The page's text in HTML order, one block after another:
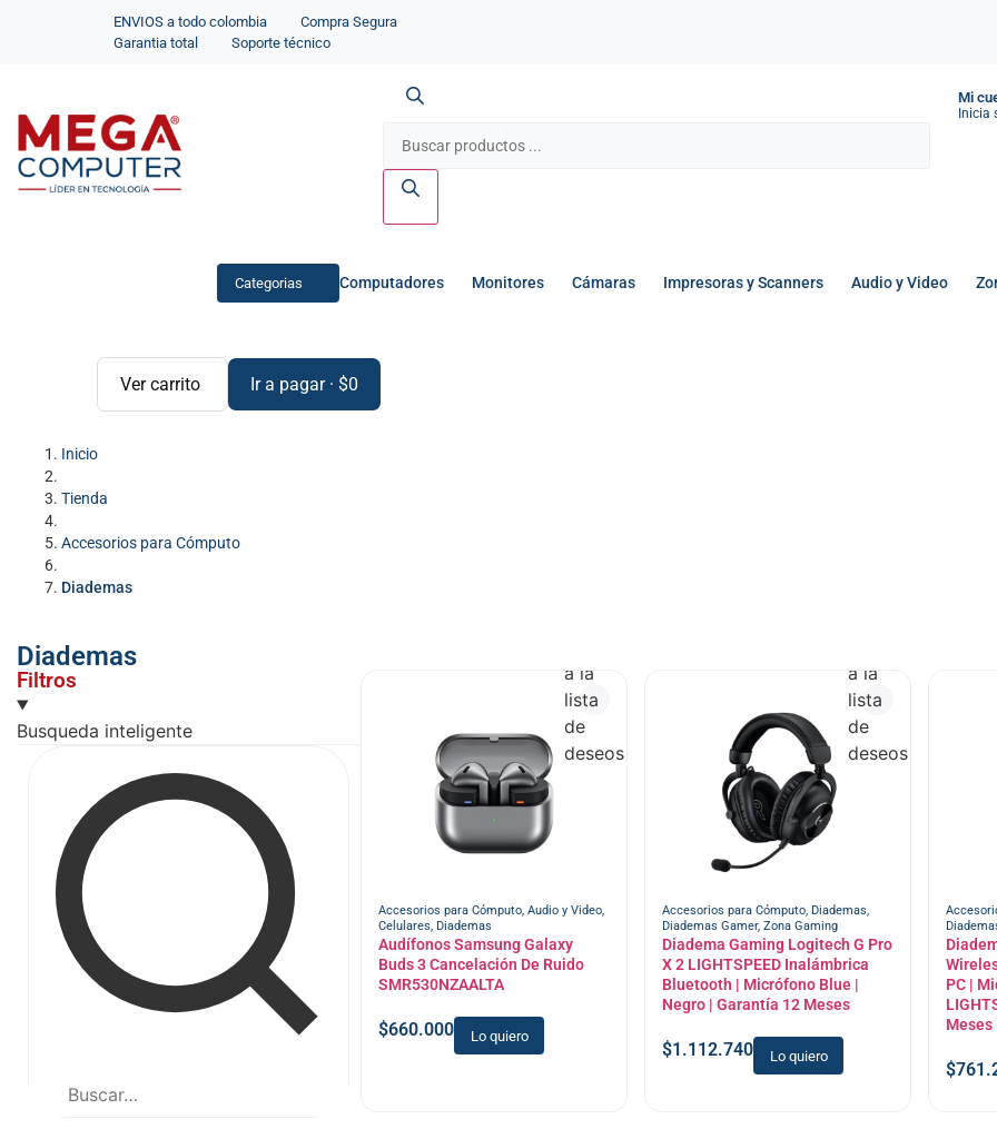
ENVIOS a todo colombia
Compra Segura
Garantia total
Soporte técnico
Mi
Inicia
Categorias Computadores Monitores Cámaras Impresoras y Scanners Audio y Video
Ver carrito Ir a pagar · $0
Inicio
Tienda
Accesorios para Cómputo
Diademas
Diademas
Filtros
Busqueda inteligente
Accesorios para Cómputo, Audio y Video,
Celulares, Diademas
Audífonos Samsung Galaxy
Buds 3 Cancelación De Ruido
SMR530NZAALTA
$660.000 Lo quiero
a la
lista
de
deseos
Accesorios para Cómputo, Diademas,
Diademas Gamer, Zona Gaming
Diadema Gaming Logitech G Pro
X 2 LIGHTSPEED Inalámbrica
Bluetooth | Micrófono Blue |
Negro | Garantía 12 Meses
$1.112.740 Lo quiero
a la
lista
de
deseos
PC |
Meses
$